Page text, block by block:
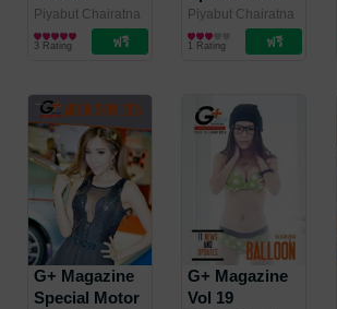
Piyabut Chairatna
/ I SHOOT FILM
MAGAZINE
นิตยสารผู้ชาย
3 Rating
Salon 2016
Piyabut Chairatna
/ I SHOOT FILM
MAGAZINE
นิตยสารผู้ชาย
1 Rating
G+ Magazine
Special Motor
G+ Magazine
Vol 19